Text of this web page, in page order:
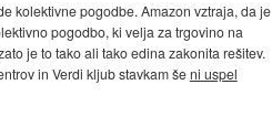
kolektivne pogodbe. Amazon vztraja, da je
pogodbo, ki velja za trgovino na
je to tako ali tako edina zakonita rešitev.
in Verdi kljub stavkam šeni uspel